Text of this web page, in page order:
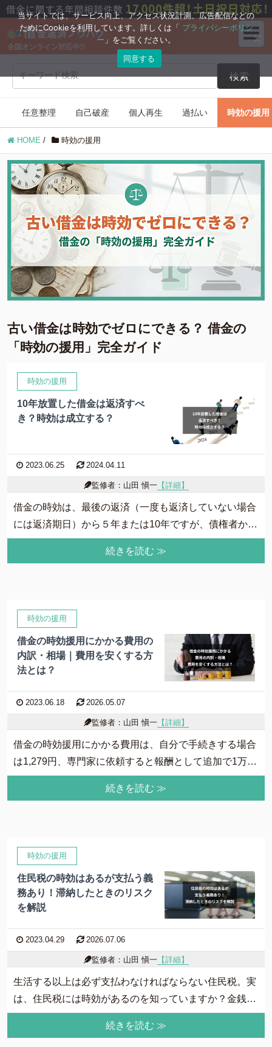
全国オンライン対応中!!
検索
ブログコンテンツ
任意整理
時効の援用 住宅ローン
借金返済の知識
人気ワード: 20年前の借金 クレカ 強制解約 家族にバレずに
グリーン司法書士法人について
グリーン司法書士法人のご紹介
借金返済の専門スタッフ紹介
無料相談の流れ
借金返済の相談はコチラ
任意整理 自己破産 個人再生 過払い 時効の援用
HOME / 時効の援用
古い借金は時効でゼロにできる？ 借金の
「時効の援用」完全ガイド
時効の援用
10年放置した借金は返済すべ
き？時効は成立する？
2023.06.25 2024.04.11
監修者：山田 愼一【詳細】
借金の時効は、最後の返済（一度も返済していない場合
には返済期日）から５年または10年ですが、債権者から
裁判上の請求などを受けていると時効がリセットされて
いる可能性があります。そのため、10年放置しているか
続きを読む ≫
時効の援用
借金の時効援用にかかる費用の
内訳・相場｜費用を安くする方
法とは？
2023.06.18 2026.05.07
監修者：山田 愼一【詳細】
借金の時効援用にかかる費用は、自分で手続きする場合
は1,279円、専門家に依頼すると報酬として追加で1万～
8万円程度かかります。ただし、費用を抑えようとして
自分で時効援用をすると失敗するリスクもあるのでご注
続きを読む ≫
時効の援用
住民税の時効はあるが支払う義
務あり！滞納したときのリスク
を解説
2023.04.29 2026.07.06
監修者：山田 愼一【詳細】
生活する以上は必ず支払わなければならない住民税。実
は、住民税には時効があるのを知っていますか？金銭的
に余裕がない場合、もし時効が適用されたら払わなくて
も良くなるかもしれないですよね。この記事では住民税
続きを読む ≫
当サイトでは、サービス向上、アクセス状況計測、広告配信などの
ためにCookieを利用しています。詳しくは「 プライバシーポリシ
ー 」をご覧ください。
同意する